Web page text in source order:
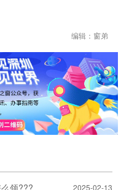
编辑：窗弟
领??? 2025-02-13